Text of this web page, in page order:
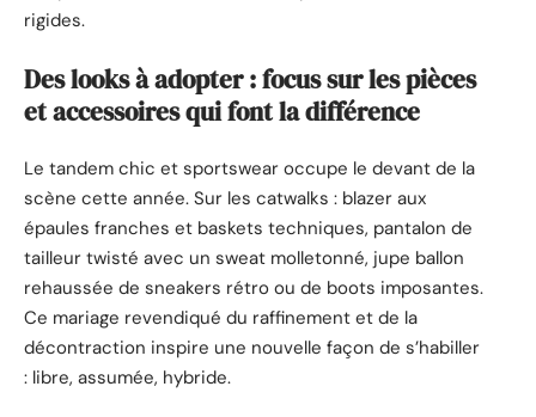
rigides.
Des looks à adopter : focus sur les pièces
et accessoires qui font la différence
Le tandem chic et sportswear occupe le devant de la
scène cette année. Sur les catwalks : blazer aux
épaules franches et baskets techniques, pantalon de
tailleur twisté avec un sweat molletonné, jupe ballon
rehaussée de sneakers rétro ou de boots imposantes.
Ce mariage revendiqué du raffinement et de la
décontraction inspire une nouvelle façon de s’habiller
: libre, assumée, hybride.